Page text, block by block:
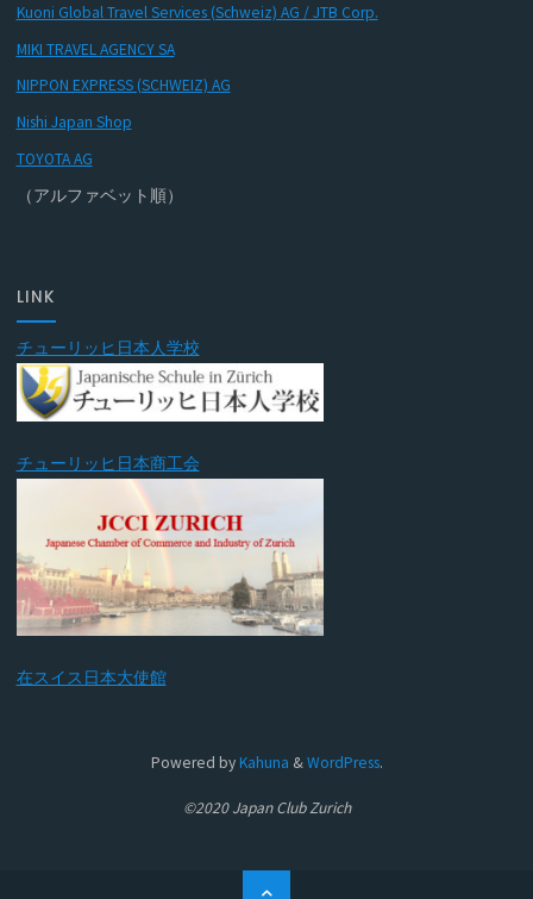
Kuoni Global Travel Services (Schweiz) AG / JTB Corp.
MIKI TRAVEL AGENCY SA
NIPPON EXPRESS (SCHWEIZ) AG
Nishi Japan Shop
TOYOTA AG
（アルファベット順）
LINK
チューリッヒ日本人学校
チューリッヒ日本商工会
在スイス日本大使館
Powered byKahuna &WordPress.
©2020 Japan Club Zurich
ト